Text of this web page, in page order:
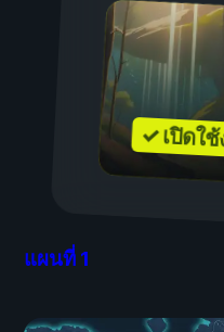
✓ เปิดใ
แผนที่ 1